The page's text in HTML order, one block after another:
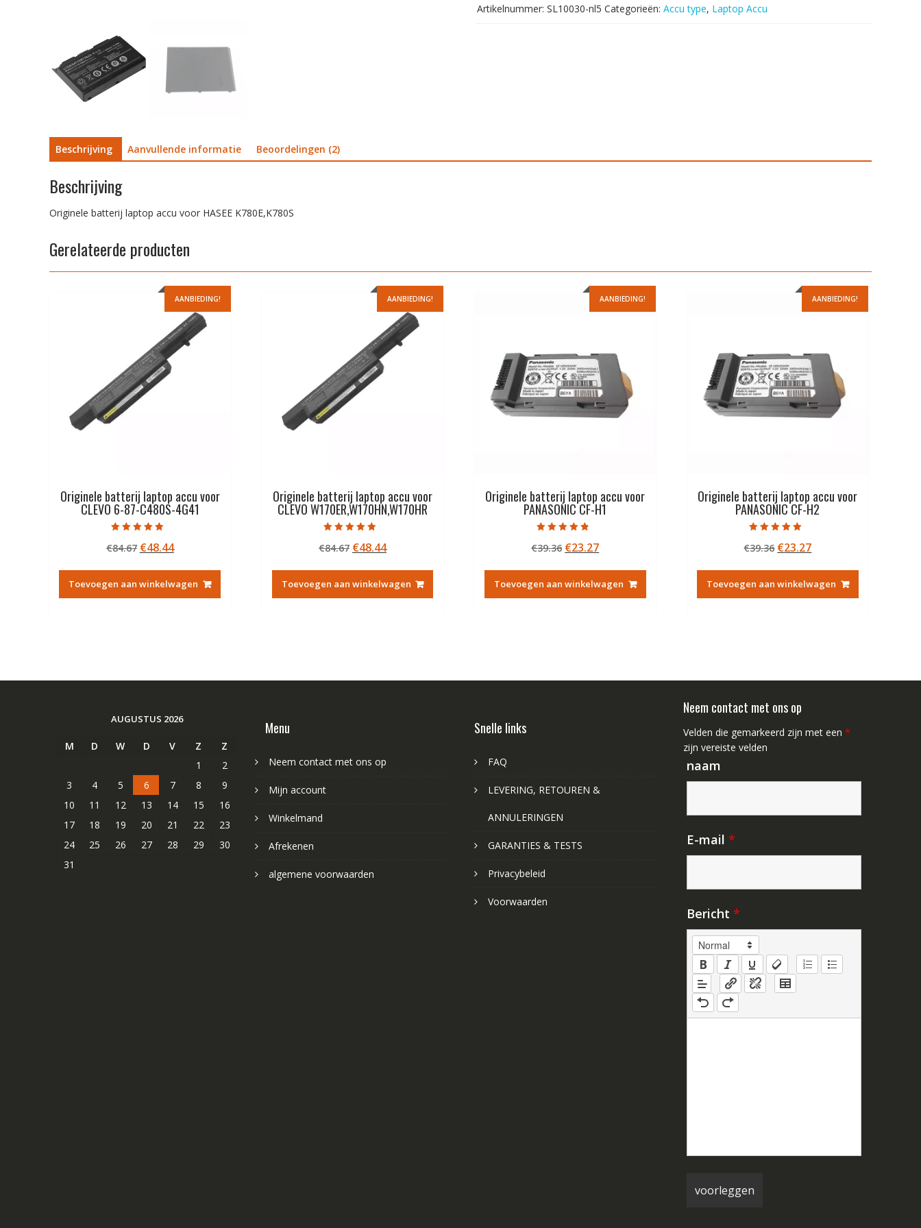
Artikelnummer: SL10030-nl5 Categorieën: Accu type, Laptop Accu
Beschrijving Aanvullende informatie Beoordelingen (2)
Beschrijving
Originele batterij laptop accu voor HASEE K780E,K780S
Gerelateerde producten
AANBIEDING!
Originele batterij laptop accu voor
CLEVO 6-87-C480S-4G41
4.50
uit 5
€84.67 Oorspronkelijke
was:
€84.67.
€48.44Huidige
€48.44.
Toevoegen aan winkelwagen
AANBIEDING!
Originele batterij laptop accu voor
CLEVO W170ER,W170HN,W170HR
4.50
uit 5
€84.67 Oorspronkelijke
was:
€84.67.
€48.44Huidige
€48.44.
Toevoegen aan winkelwagen
AANBIEDING!
Originele batterij laptop accu voor
PANASONIC CF-H1
4.50
uit 5
€39.36 Oorspronkelijke
was:
€39.36.
€23.27Huidige
€23.27.
Toevoegen aan winkelwagen
AANBIEDING!
Originele batterij laptop accu voor
PANASONIC CF-H2
5.00
uit 5
€39.36 Oorspronkelijke
was:
€39.36.
€23.27Huidige
€23.27.
Toevoegen aan winkelwagen
AUGUSTUS 2026
M D W D V Z
Z
1
2
3
4 5 6 7 8
9
10
11 12 13 14 15
16
17
18 19 20 21 22
23
24
25 26 27 28 29
30
31
Menu
Neem contact met ons op
Mijn account
Winkelmand
Afrekenen
algemene voorwaarden
Snelle links
FAQ
LEVERING, RETOUREN &
ANNULERINGEN
GARANTIES & TESTS
Privacybeleid
Voorwaarden
Neem contact met ons op
Velden die gemarkeerd zijn met een *
zijn vereiste velden
naam
E-mail *
Bericht *